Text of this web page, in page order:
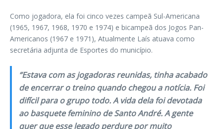
Como jogadora, ela foi cinco vezes campeã Sul-Americana
(1965, 1967, 1968, 1970 e 1974) e bicampeã dos Jogos Pan-
Americanos (1967 e 1971), Atualmente Laís atuava como
secretária adjunta de Esportes do município.
“Estava com as jogadoras reunidas, tinha acabado
de encerrar o treino quando chegou a notícia. Foi
difícil para o grupo todo. A vida dela foi devotada
ao basquete feminino de Santo André. A gente
quer que esse legado perdure por muito